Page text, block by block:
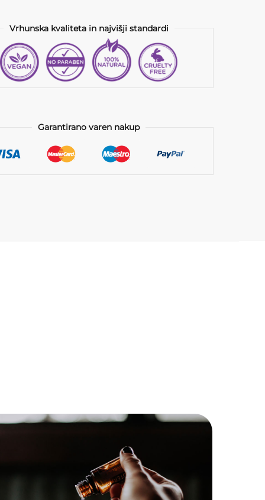
Vrhunska kvaliteta in najvišji standardi
Garantirano varen nakup